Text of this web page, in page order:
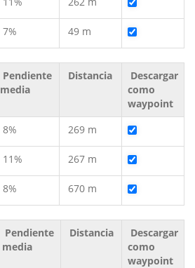
7% 49 m
Pendiente
media
Distancia
Descargar
como
waypoint
8% 269 m
11% 267 m
8% 670 m
Pendiente
media
Distancia
Descargar
como
waypoint